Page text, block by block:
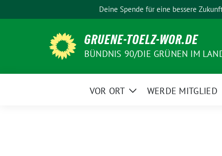
zum
Deine Spende für eine bessere
GRUENE-TOELZ-WOR.DE
BÜNDNIS 90/DIE GRÜNEN IM
VOR ORT
ZeigeWERDE MITGLIED